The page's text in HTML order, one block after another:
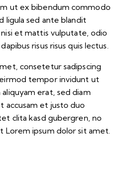
ut ex bibendum commodo
ligula sed ante blandit
et mattis vulputate, odio
risus risus quis lectus.
consetetur sadipscing
tempor invidunt ut
erat, sed diam
accusam et justo duo
clita kasd gubergren, no
Lorem ipsum dolor sit amet.